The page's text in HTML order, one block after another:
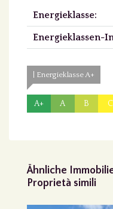
Energieklasse:
Energieklassen-
| Energieklasse A+
A+ A B C
Ähnliche
Proprietà simili